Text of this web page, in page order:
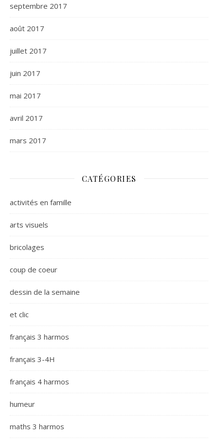
septembre 2017
août 2017
juillet 2017
juin 2017
mai 2017
avril 2017
mars 2017
CATÉGORIES
activités en famille
arts visuels
bricolages
coup de coeur
dessin de la semaine
et clic
français 3 harmos
français 3-4H
français 4 harmos
humeur
maths 3 harmos